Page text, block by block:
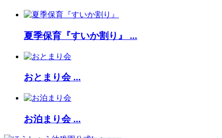
夏季保育『すいか割り』 ...
おとまり会 ...
お泊まり会 ...